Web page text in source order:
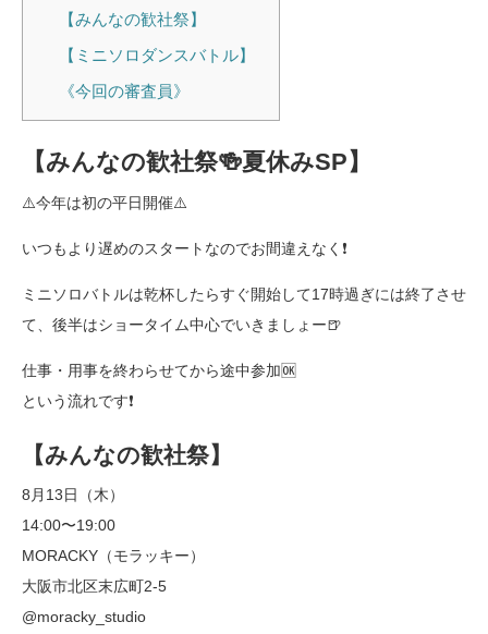
【みんなの歓社祭】
【ミニソロダンスバトル】
《今回の審査員》
【みんなの歓社祭🍻夏休みSP】
⚠️今年は初の平日開催⚠️
いつもより遅めのスタートなのでお間違えなく❗️
ミニソロバトルは乾杯したらすぐ開始して17時過ぎには終了させ
て、後半はショータイム中心でいきましょー🍺
仕事・用事を終わらせてから途中参加🆗
という流れです❗️
【みんなの歓社祭】
8月13日（木）
14:00〜19:00
MORACKY（モラッキー）
大阪市北区末広町2-5
@moracky_studio